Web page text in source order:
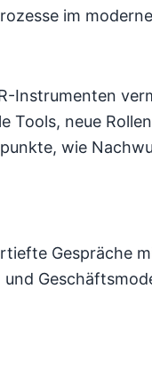
im
Instrumenten
neue
wie
Gespräche